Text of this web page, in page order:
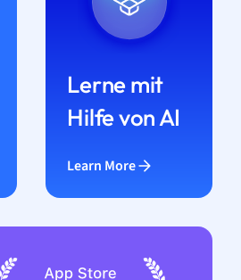
Lerne mit
Hilfe von AI
Learn More